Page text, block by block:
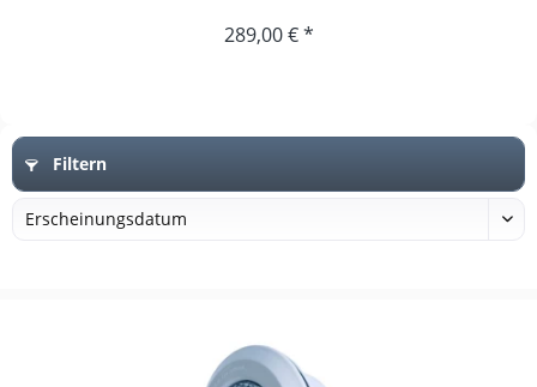
289,00 € *
Filtern